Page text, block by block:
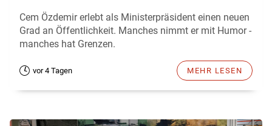
Cem Özdemir erlebt als Ministerpräsident einen neuen
Grad an Öffentlichkeit. Manches nimmt er mit Humor -
manches hat Grenzen.
vor 4 Tagen MEHR LESEN